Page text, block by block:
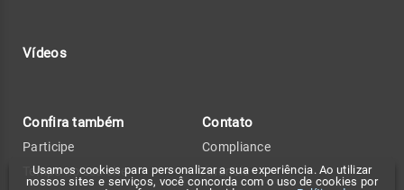
Usamos cookies para personalizar a sua experiência. Ao utilizar
nossos sites e serviços, você concorda com o uso de cookies por
Vídeos
Confira também
Participe
Tempo no seu site
Contato
Compliance
Anuncie